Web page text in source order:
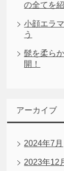
の全てを
小顔エラ
う
髭を柔ら
開！
アーカイブ
2024年7月
2023年12